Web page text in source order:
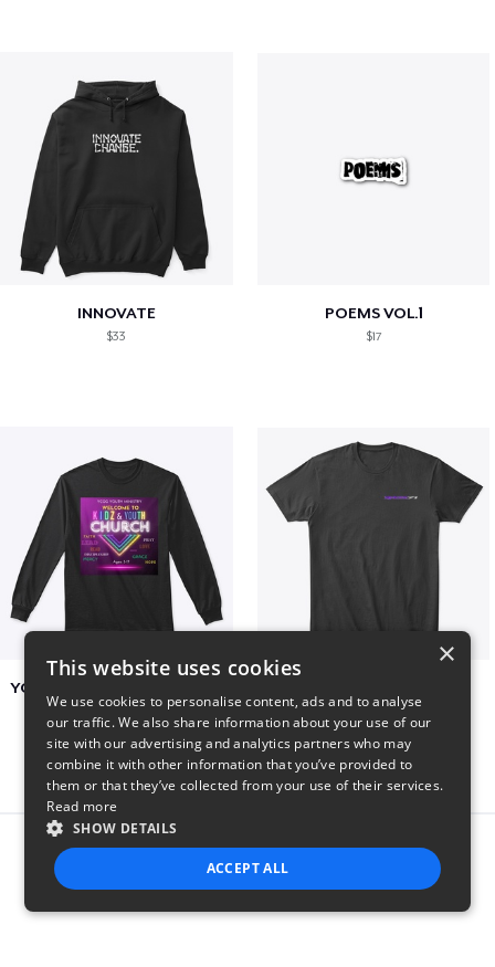
INNOVATE
$33
POEMS VOL.1
$17
YCOG YOUTH VOLUNTEERS
Report this product
×
This website uses cookies
We use cookies to personalise content, ads and to analyse
our traffic. We also share information about your use of our
site with our advertising and analytics partners who may
combine it with other information that you’ve provided to
them or that they’ve collected from your use of their services.
Read more
SHOW DETAILS
ACCEPT ALL
STRICTLY NECESSARY PERFORMANCE